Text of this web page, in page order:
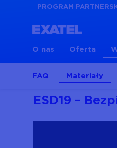
PROGRAM
O nas Oferta
FAQ Materiały
ESD19 –